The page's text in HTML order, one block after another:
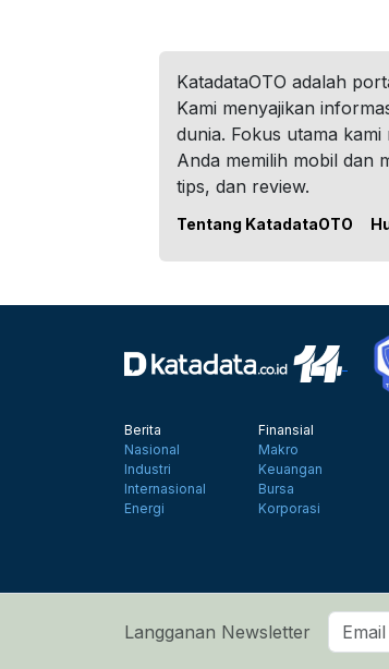
KatadataOTO adalah
Kami menyajikan
dunia. Fokus utama
Anda memilih mobil dan
tips, dan review.
Tentang KatadataOTO
Berita
Nasional
Industri
Internasional
Energi
Finansial
Makro
Keuangan
Bursa
Korporasi
Langganan Newsletter